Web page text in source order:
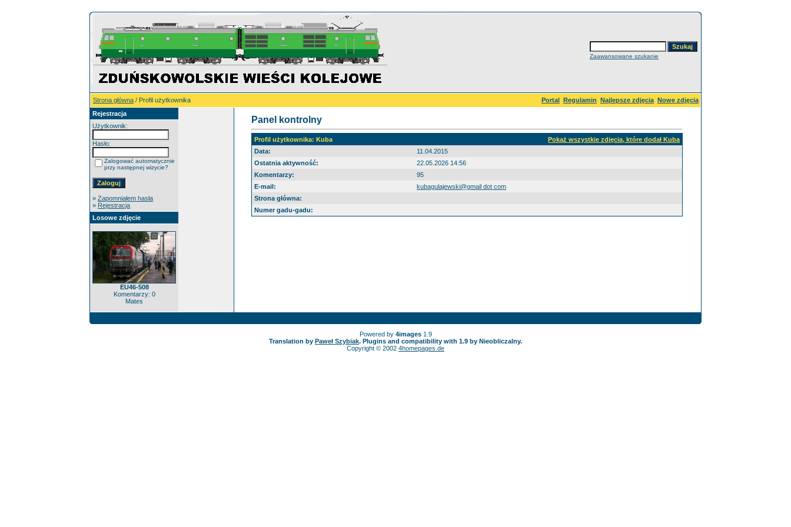
Zaawansowane szukanie
Strona główna / Profil użytkownika Portal Regulamin Najlepsze zdjęcia Nowe zdjęcia
Rejestracja
Użytkownik:
Hasło:
Zalogować automatycznie
przy następnej wizycie?
» Zapomniałem hasła
» Rejestracja
Losowe zdjęcie
EU46-508
Komentarzy: 0
Mates
Panel kontrolny
Profil użytkownika: Kuba
Pokaż wszystkie zdjęcia, które dodał Kuba
Data:
11.04.2015
Ostatnia aktywność:
22.05.2026 14:56
Komentarzy:
95
E-mail:
kubagulajewski@gmail dot com
Strona główna:
Numer gadu-gadu:
Powered by 4images1.9
Translation by Paweł Szybiak. Plugins and compatibility with 1.9 by Nieobliczalny.
Copyright © 2002 4homepages.de